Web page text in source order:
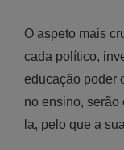
O aspeto mais
cada político,
educação poder
no ensino, serão
la, pelo que a